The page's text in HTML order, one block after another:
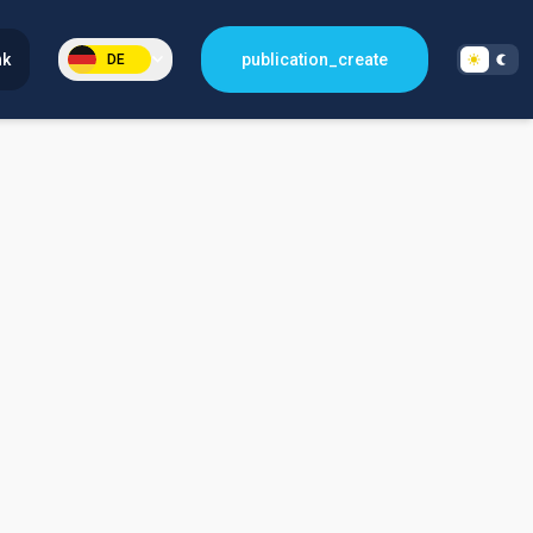
DE publication_create